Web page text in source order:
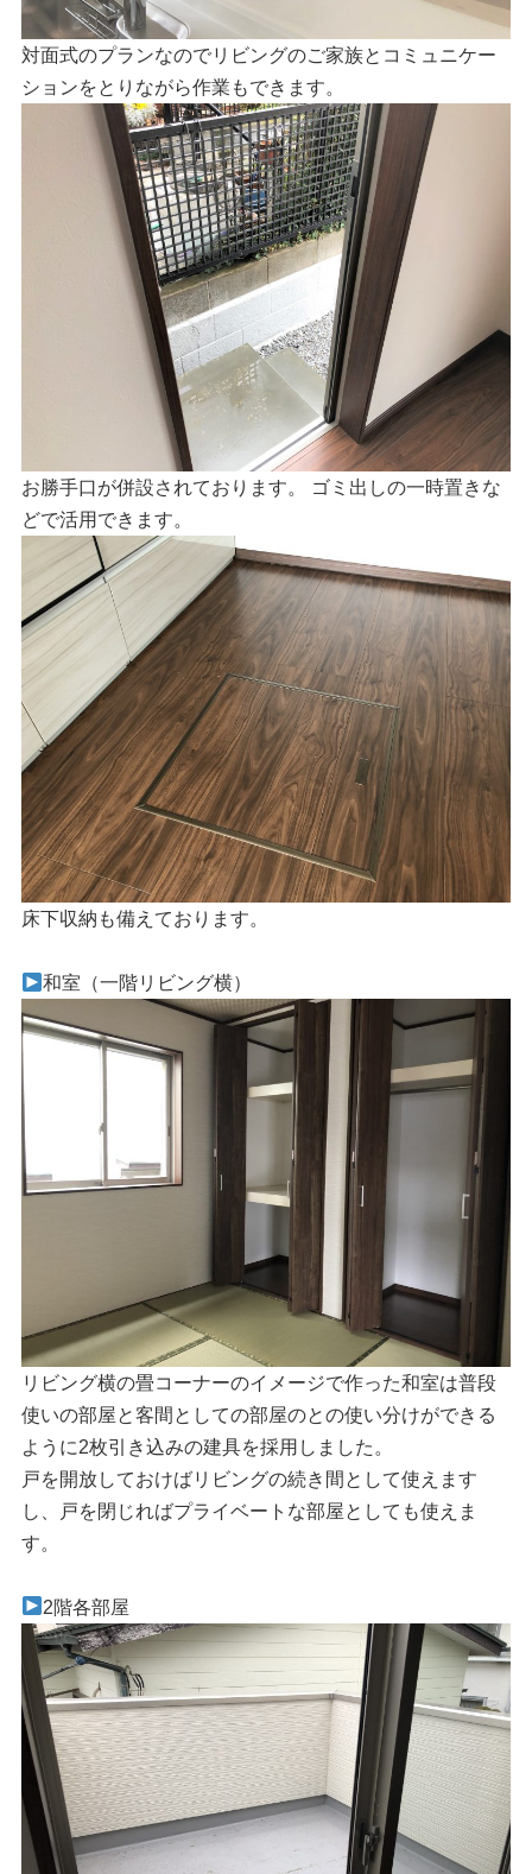
対面式のプランなのでリビングのご家族とコミュニケー
ションをとりながら作業もできます。
お勝手口が併設されております。 ゴミ出しの一時置きな
どで活用できます。
床下収納も備えております。
和室（一階リビング横）
リビング横の畳コーナーのイメージで作った和室は普段
使いの部屋と客間としての部屋のとの使い分けができる
ように2枚引き込みの建具を採用しました。
戸を開放しておけばリビングの続き間として使えます
し、戸を閉じればプライベートな部屋としても使えま
す。
2階各部屋